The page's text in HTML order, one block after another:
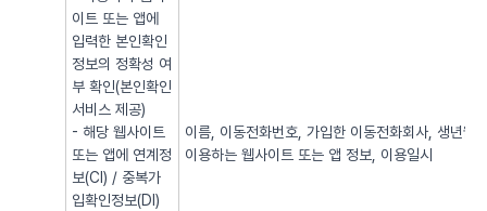
이트 또는 앱에
입력한 본인확인
정보의 정확성 여
부 확인(본인확인
서비스 제공)
- 해당 웹사이트
또는 앱에 연계정
보(CI) / 중복가
입확인정보(DI)
이름, 이동전화번호, 가입한 이동전화회사, 생년
이용하는 웹사이트 또는 앱 정보, 이용일시